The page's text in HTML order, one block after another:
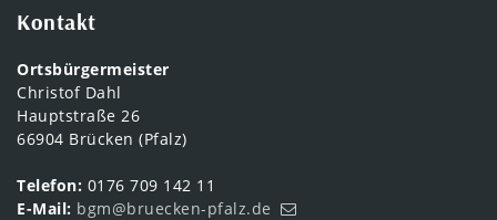
Kontakt
Ortsbürgermeister
Christof Dahl
Hauptstraße 26
66904 Brücken (Pfalz)
Telefon: 0176 709 142 11
E-Mail: bgm@bruecken-pfalz.de